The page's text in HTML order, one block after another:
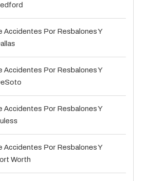
Accidentes Por Resbalones Y
Accidentes Por Resbalones Y
Accidentes Por Resbalones Y
Accidentes Por Resbalones Y
Worth